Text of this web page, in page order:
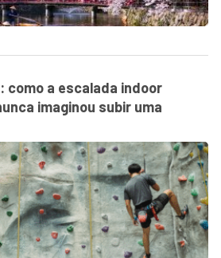
como a escalada indoor
imaginou subir uma